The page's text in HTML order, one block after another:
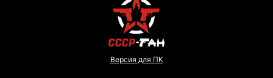
Версия для ПК